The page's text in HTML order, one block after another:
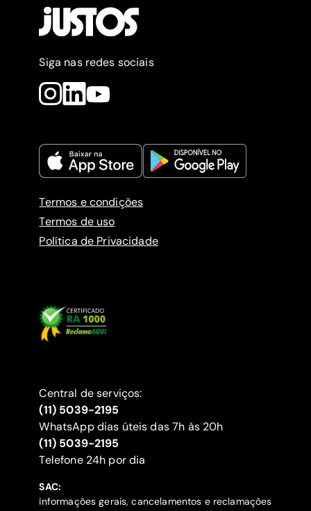
Siga nas redes sociais
Termos e condições
Termos de uso
Política de Privacidade
Central de serviços:
(11) 5039-2195
WhatsApp dias úteis das 7h às 20h
(11) 5039-2195
‍Telefone 24h por dia
SAC:
informações gerais, cancelamentos e reclamações